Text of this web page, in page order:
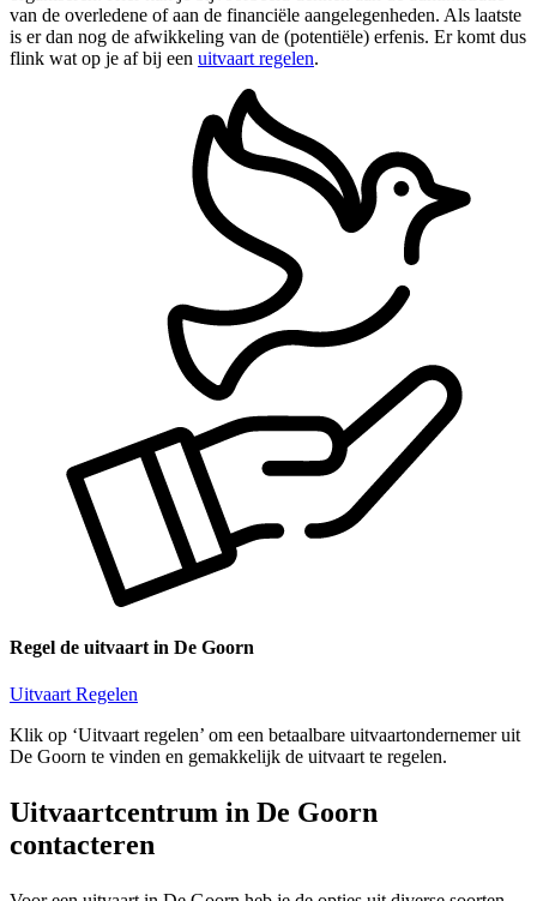
van de overledene of aan de financiële aangelegenheden. Als laatste
is er dan nog de afwikkeling van de (potentiële) erfenis. Er komt dus
flink wat op je af bij een uitvaart regelen.
Regel de uitvaart in De Goorn
Uitvaart Regelen
Klik op ‘Uitvaart regelen’ om een betaalbare uitvaartondernemer uit
De Goorn te vinden en gemakkelijk de uitvaart te regelen.
Uitvaartcentrum in De Goorn
contacteren